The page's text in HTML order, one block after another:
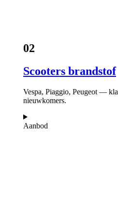
02
Scooters brandstof
Vespa, Piaggio, Peugeot —
nieuwkomers.
Aanbod